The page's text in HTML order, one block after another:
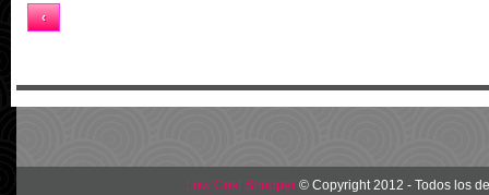
‹
Low Cost Shopper © Copyright 2012 - Todos los